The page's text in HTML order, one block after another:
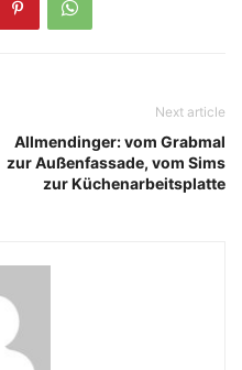
Next article
Allmendinger: vom Grabmal
zur Außenfassade, vom Sims
zur Küchenarbeitsplatte